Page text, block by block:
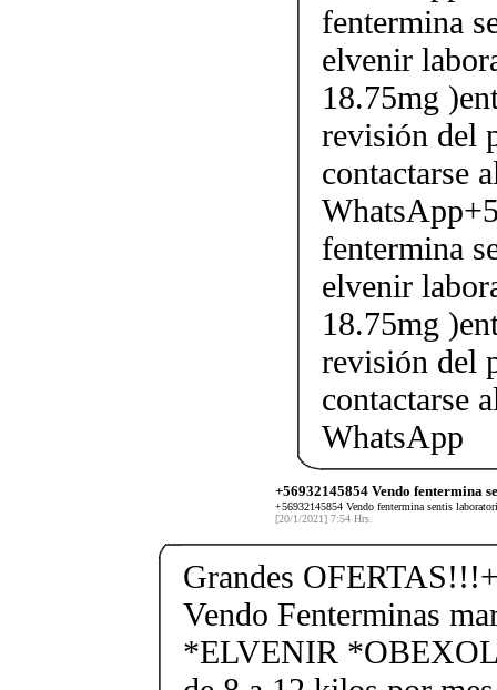
fentermina
elvenir
18.75mg
revisión del
contactarse
fentermina
elvenir
18.75mg
revisión del
contactarse
WhatsApp
+56932145854 Vendo fentermina
+56932145854 Vendo fentermina sentis
[20/1/2021] 7:54 Hrs.
Grandes
Vendo Fenterminas
*ELVENIR